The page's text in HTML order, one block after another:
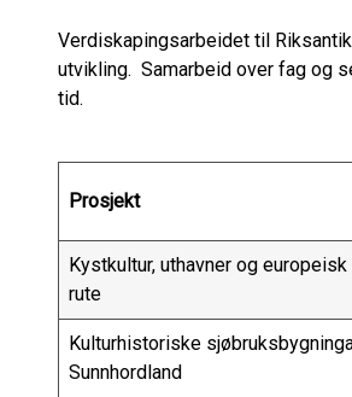
Verdiskapingsarbeidet til
utvikling. Samarbeid over fag og
tid.
Prosjekt
Kystkultur, uthavner og
rute
Kulturhistoriske
Sunnhordland